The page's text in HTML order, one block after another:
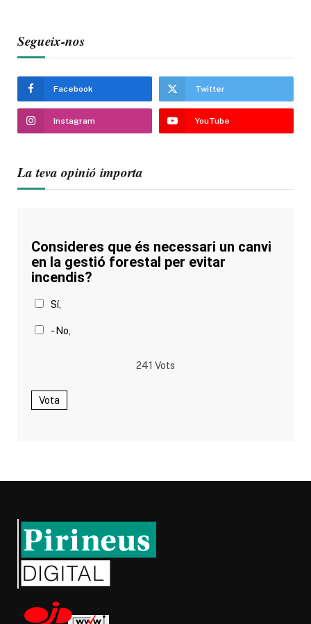
Segueix-nos
Facebook Twitter
Instagram YouTube
La teva opinió importa
Consideres que és necessari un canvi
en la gestió forestal per evitar
incendis?
Sí,
- No,
241 Vots
Vota